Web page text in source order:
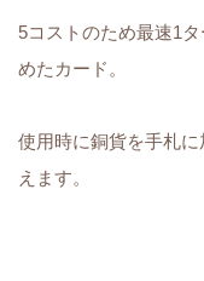
5コストのため最速1
めたカード。
使用時に銅貨を手札
えます。